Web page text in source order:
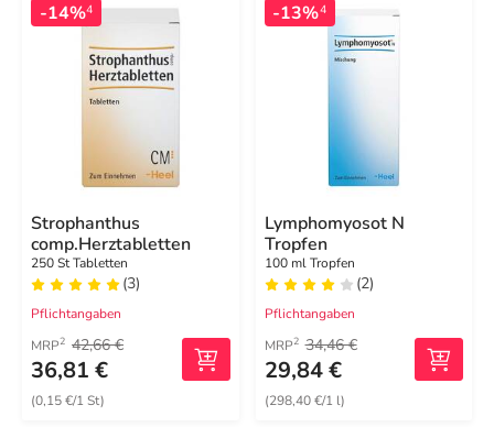
-14%4
Strophanthus
comp.Herztabletten
250 St Tabletten
(3)
Pflichtangaben
MRP2 42,66 €
36,81 €
(0,15 €/1 St)
-13%4
Lymphomyosot N
Tropfen
100 ml Tropfen
(2)
Pflichtangaben
MRP2 34,46 €
29,84 €
(298,40 €/1 l)